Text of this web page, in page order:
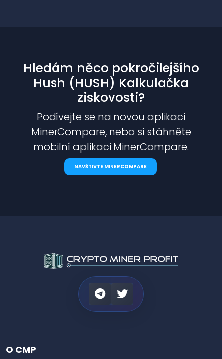
Hledám něco pokročilejšího
Hush (HUSH) Kalkulačka
ziskovosti?
Podívejte se na novou aplikaci
MinerCompare, nebo si stáhněte
mobilní aplikaci MinerCompare.
NAVŠTIVTE MINERCOMPARE
O CMP